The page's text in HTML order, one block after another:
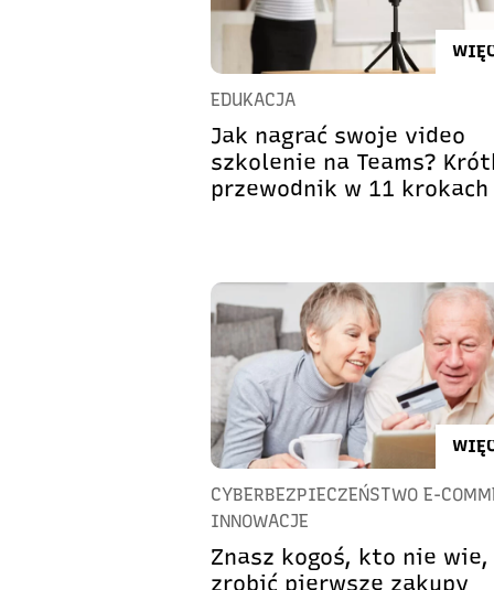
EDUKACJA
Jak nagrać swoje video
szkolenie na Teams?
przewodnik w 11 krokach
CYBERBEZPIECZEŃSTWO E-
INNOWACJE
Znasz kogoś, kto nie
zrobić pierwsze zakupy